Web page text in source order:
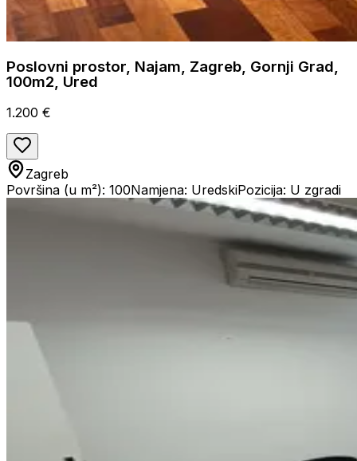
Poslovni prostor, Najam, Zagreb, Gornji Grad,
100m2, Ured
1.200 €
Zagreb
Površina (u m²): 100Namjena: UredskiPozicija: U zgradi